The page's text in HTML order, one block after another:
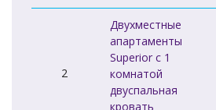
2
Двухместные
апартаменты
Superior c 1
комнатой
двуспальная
кровать